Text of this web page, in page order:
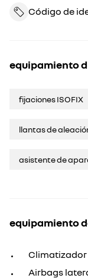
Código de
equipamiento
fijaciones ISOFIX
llantas de
asistente de
equipamiento
Airbags